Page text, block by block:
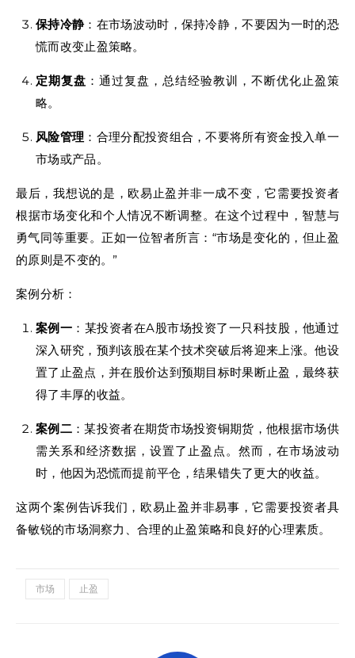
保持冷静：在市场波动时，保持冷静，不要因为一时的恐
慌而改变止盈策略。
定期复盘 ：通过复盘，总结经验教训，不断优化止盈策
略。
风险管理 ：合理分配投资组合，不要将所有资金投入单一
市场或产品。
最后，我想说的是，欧易止盈并非一成不变，它需要投资者
根据市场变化和个人情况不断调整。在这个过程中，智慧与
勇气同等重要。正如一位智者所言：“市场是变化的，但止盈
的原则是不变的。”
案例分析：
案例一 ：某投资者在A股市场投资了一只科技股，他通过
深入研究，预判该股在某个技术突破后将迎来上涨。他设
置了止盈点，并在股价达到预期目标时果断止盈，最终获
得了丰厚的收益。
案例二：某投资者在期货市场投资铜期货，他根据市场供
需关系和经济数据，设置了止盈点。然而，在市场波动
时，他因为恐慌而提前平仓，结果错失了更大的收益。
这两个案例告诉我们，欧易止盈并非易事，它需要投资者具
备敏锐的市场洞察力、合理的止盈策略和良好的心理素质。
市场 止盈